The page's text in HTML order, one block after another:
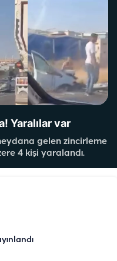
Yaralılar var
gelen zincirleme
4 kişi yaralandı.